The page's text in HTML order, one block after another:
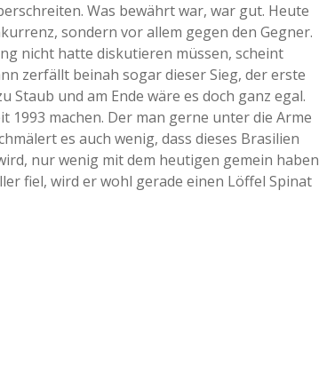
Was bewährt war, war gut. Heute
sondern vor allem gegen den Gegner.
nicht hatte diskutieren müssen, scheint
zerfällt beinah sogar dieser Sieg, der erste
Staub und am Ende wäre es doch ganz egal.
machen. Der man gerne unter die Arme
es auch wenig, dass dieses Brasilien
nur wenig mit dem heutigen gemein haben
fiel, wird er wohl gerade einen Löffel Spinat